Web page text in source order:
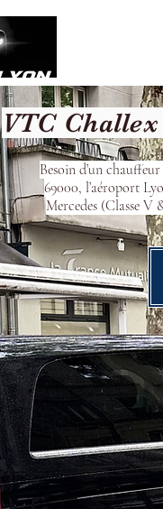
VTC
Besoin d’un
69000, l’aéroport
Mercedes (Classe V